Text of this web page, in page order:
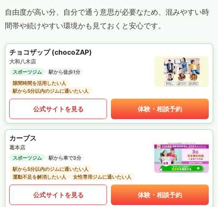
自由度が高い分、自分で通う意思が必要なため、混みやすい時
間帯や続けやすい環境かも見ておくと安心です。
チョコザップ (chocoZAP)
大和八木店
スポーツジム
駅から徒歩1分
隙間時間を活用したい人
駅から5分以内のジムに通いたい人
公式サイトを見る 体験・相談予約
カーブス
葛本店
スポーツジム
駅から車で3分
駅から5分以内のジムに通いたい人
運動不足を解消したい人
女性専用ジムに通いたい人
公式サイトを見る 体験・相談予約